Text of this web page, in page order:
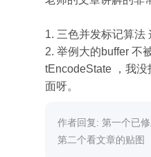
1. 三色并发标记算法
2. 举例大的buffer 不
tEncodeState ，我
作者回复: 第一个已
第二个看文章的贴图